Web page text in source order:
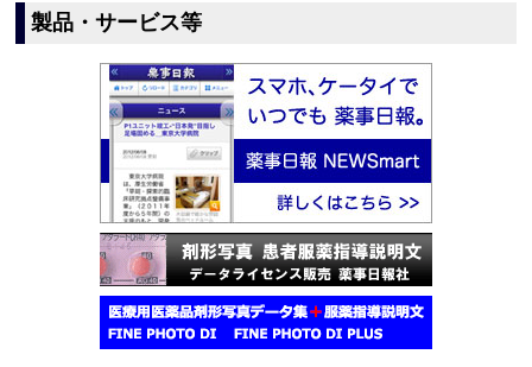
製品・サービス等